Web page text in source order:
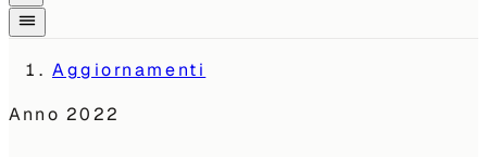
Aggiornamenti
Anno2022